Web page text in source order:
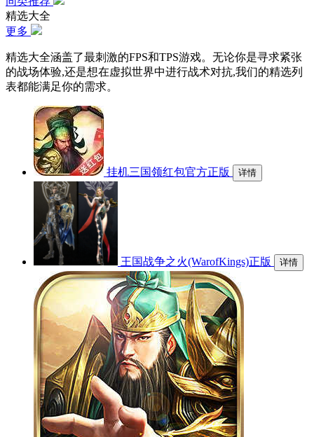
精选大全
更多
精选大全涵盖了最刺激的FPS和TPS游戏。无论你是寻求紧张
的战场体验,还是想在虚拟世界中进行战术对抗,我们的精选列
表都能满足你的需求。
挂机三国领红包官方正版 详情
王国战争之火(WarofKings)正版 详情